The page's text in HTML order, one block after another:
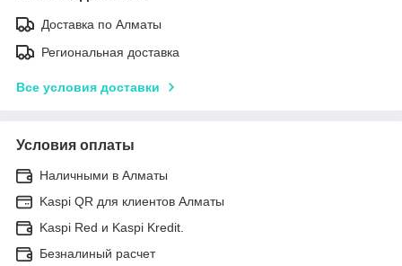
Доставка по Алматы
Региональная доставка
Все условия доставки
Условия оплаты
Наличными в Алматы
Kaspi QR для клиентов Алматы
Kaspi Red и Kaspi Kredit.
Безналиный расчет